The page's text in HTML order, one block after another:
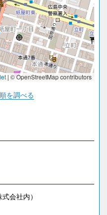
| © OpenStreetMap contributors
を調べる
会社内）